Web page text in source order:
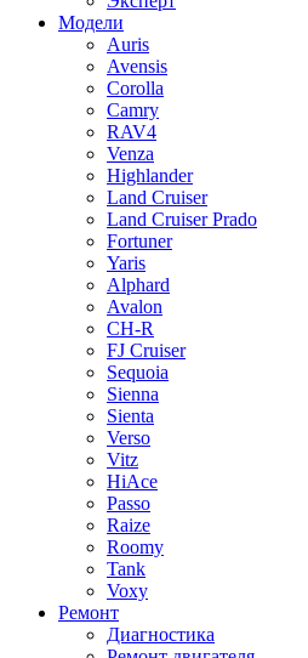
Модели
Auris
Avensis
Corolla
Camry
RAV4
Venza
Highlander
Land Cruiser
Land Cruiser Prado
Fortuner
Yaris
Alphard
Avalon
CH-R
FJ Cruiser
Sequoia
Sienna
Sienta
Verso
Vitz
HiAce
Passo
Raize
Roomy
Tank
Voxy
Ремонт
Диагностика